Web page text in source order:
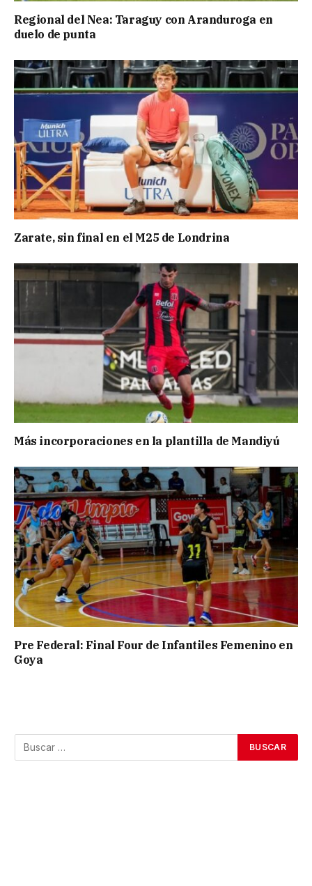
Regional del Nea: Taraguy con Aranduroga en
duelo de punta
Zarate, sin final en el M25 de Londrina
Más incorporaciones en la plantilla de Mandiyú
Pre Federal: Final Four de Infantiles Femenino en
Goya